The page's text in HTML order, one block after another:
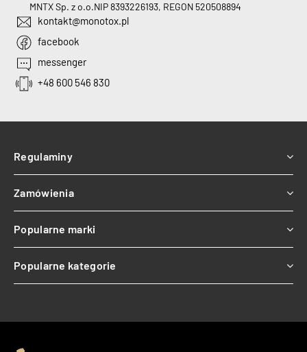
MNTX Sp. z o.o.NIP 8393226193, REGON 520508894
kontakt@monotox.pl
facebook
messenger
+48 600 546 830
Regulaminy
Zamówienia
Popularne marki
Popularne kategorie